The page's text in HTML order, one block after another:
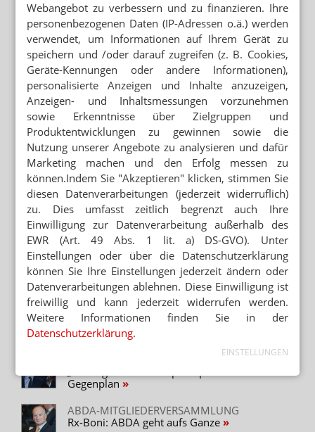
Webangebot zu verbessern und zu finanzieren. Ihre
personenbezogenen Daten (IP-Adressen o.ä.) werden
verwendet, um Informationen auf Ihrem Gerät zu
speichern und /oder darauf zugreifen (z. B. Cookies,
Geräte-Kennungen oder andere Informationen),
personalisierte Anzeigen und Inhalte anzuzeigen,
Anzeigen- und Inhaltsmessungen vorzunehmen
sowie Erkenntnisse über Zielgruppen und
Produktentwicklungen zu gewinnen sowie die
Nutzung unserer Angebote zu analysieren und dafür
Marketing machen und den Erfolg messen zu
können.Indem Sie "Akzeptieren" klicken, stimmen Sie
diesen Datenverarbeitungen (jederzeit widerruflich)
zu. Dies umfasst zeitlich begrenzt auch Ihre
Einwilligung zur Datenverarbeitung außerhalb des
EWR (Art. 49 Abs. 1 lit. a) DS-GVO). Unter
Einstellungen oder über die Datenschutzerklärung
können Sie Ihre Einstellungen jederzeit ändern oder
Datenverarbeitungen ablehnen. Diese Einwilligung ist
freiwillig und kann jederzeit widerrufen werden.
Weitere Informationen finden Sie in der
Datenschutzerklärung.
EINSTELLUNGEN
Neuere Artikel zum Thema
SPD-PARTEITAG
GroKo-Ende kostet Apotheken 150 Millionen
Euro
REAKTION AUF EU-MAHNBRIEF
HAV: Seyfarth fordert ABDA zum Handeln auf
VERTRAGSVERLETZUNGSVERFAHREN
Rx-Preisbindung: EU-Kommission zwingt
Spahn zum Handeln
FAHRPLAN FÜR APOTHEKENPAKET
Plan B: Heißer Frühling für Apotheker
RX-BONI-VERBOT
SPD: Nicht die ABDA entscheidet
ABDA-PLAN
Hennrich: „Das ist noch kein Gesamtpaket“
RX-VERSANDVERBOT VOM TISCH
Gegenplan
ABDA-MITGLIEDERVERSAMMLUNG
Rx-Boni: ABDA geht aufs Ganze